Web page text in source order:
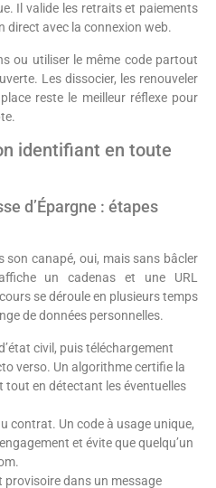
Il valide les retraits et paiements
direct avec la connexion web.
ou utiliser le même code partout
Les dissocier, les renouveler
reste le meilleur réflexe pour
identifiant en toute
d’Épargne : étapes
son canapé, oui, mais sans bâcler
un cadenas et une URL
se déroule en plusieurs temps
de données personnelles.
civil, puis téléchargement
verso. Un algorithme certifie la
en détectant les éventuelles
contrat. Un code à usage unique,
et évite que quelqu’un
provisoire dans un message